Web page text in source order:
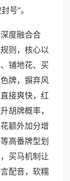
号”。
度融合合
则，核心以
铺地花、买
牌，摒弃风
接爽快，红
胡牌概率，
额外加分增
高番牌型划
买马机制让
配音，软糯